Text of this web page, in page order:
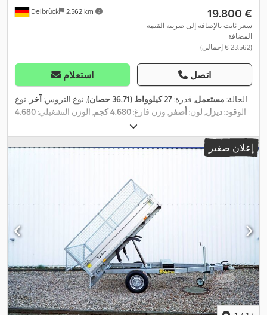
Delbrück 2.562 km ‏19.800 €
سعر ثابت بالإضافة إلى ضريبة القيمة
المضافة
(‏23.562 € إجمالي)
استعلام اتصل
الحالة: مستعمل, قدرة:27 كيلوواط (36,71 حصان) , نوع التروس:آخر , نوع
الوقود:ديزل, لون: أصفر , وزن فارغ:4.680 كجم , الوزن التشغيلي:4.680
01/1999, فئة الانبعاثات:لا شيء, عرض جرافة الحفر:13.000 مم
, تعليق:
آخر, ساعات التشغيل: 6.969 h , كابينة السائق:كابينة نهارية, معدات:
إعلان صغير